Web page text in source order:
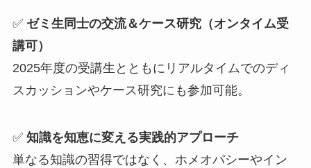
✅ ゼミ生同士の交流＆ケース研究（オンタイム受
講可）
2025年度の受講生とともにリアルタイムでのディ
スカッションやケース研究にも参加可能。
✅ 知識を知恵に変える実践的アプローチ
単なる知識の習得ではなく、ホメオパシーやイン